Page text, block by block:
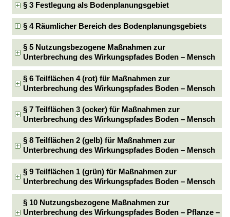
§ 3 Festlegung als Bodenplanungsgebiet
§ 4 Räumlicher Bereich des Bodenplanungsgebiets
§ 5 Nutzungsbezogene Maßnahmen zur
Unterbrechung des Wirkungspfades Boden – Mensch
§ 6 Teilflächen 4 (rot) für Maßnahmen zur
Unterbrechung des Wirkungspfades Boden – Mensch
§ 7 Teilflächen 3 (ocker) für Maßnahmen zur
Unterbrechung des Wirkungspfades Boden – Mensch
§ 8 Teilflächen 2 (gelb) für Maßnahmen zur
Unterbrechung des Wirkungspfades Boden – Mensch
§ 9 Teilflächen 1 (grün) für Maßnahmen zur
Unterbrechung des Wirkungspfades Boden – Mensch
§ 10 Nutzungsbezogene Maßnahmen zur
Unterbrechung des Wirkungspfades Boden – Pflanze –